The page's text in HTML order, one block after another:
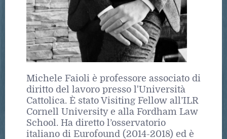
Michele Faioli è professore associato di
diritto del lavoro presso l'Università
Cattolica. È stato Visiting Fellow all’ILR
Cornell University e alla Fordham Law
School. Ha diretto l’osservatorio
italiano di Eurofound (2014-2018) ed è